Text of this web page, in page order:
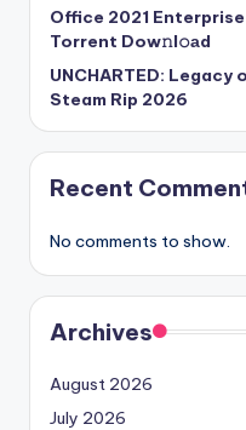
Office 2021
Torrent Dow𝚗l𝚘аd
UNCHARTED:
Steam Rip 2026
Recent
No comments to show.
Archives
August 2026
July 2026